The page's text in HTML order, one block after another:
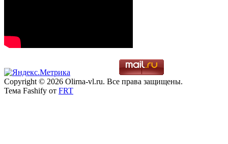
Copyright © 2026 Olirna-vl.ru. Все права защищены.
Тема Fashify от FRT